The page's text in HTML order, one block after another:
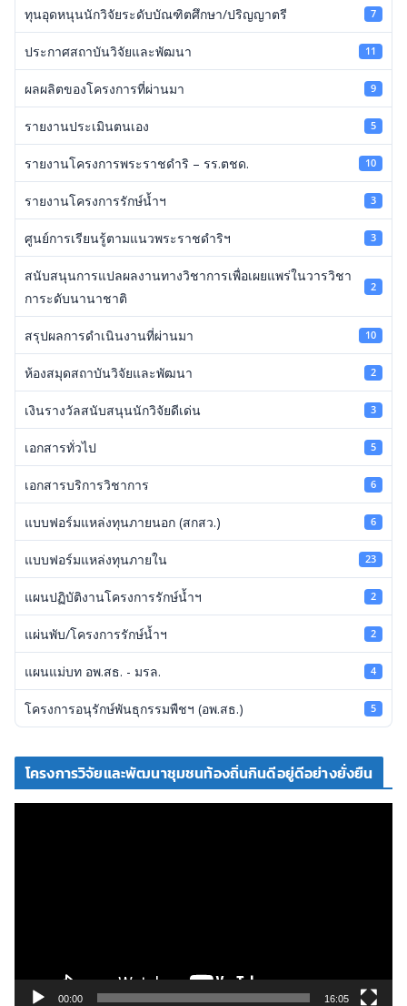
ทุนอุดหนุนนักวิจัยระดับบัณฑิตศึกษา/ปริญญาตรี 7
ประกาศสถาบันวิจัยและพัฒนา 11
ผลผลิตของโครงการที่ผ่านมา 9
รายงานประเมินตนเอง 5
รายงานโครงการพระราชดำริ – รร.ตชด. 10
รายงานโครงการรักษ์น้ำฯ 3
ศูนย์การเรียนรู้ตามแนวพระราชดำริฯ 3
สนับสนุนการแปลผลงานทางวิชาการเพื่อเผยแพร่ในวารวิชา
การะดับนานาชาติ
2
สรุปผลการดำเนินงานที่ผ่านมา 10
ห้องสมุดสถาบันวิจัยและพัฒนา 2
เงินรางวัลสนับสนุนนักวิจัยดีเด่น 3
เอกสารทั่วไป 5
เอกสารบริการวิชาการ 6
แบบฟอร์มแหล่งทุนภายนอก (สกสว.) 6
แบบฟอร์มแหล่งทุนภายใน 23
แผนปฏิบัติงานโครงการรักษ์น้ำฯ 2
แผ่นพับ/โครงการรักษ์น้ำฯ 2
แผนแม่บท อพ.สธ. - มรล. 4
โครงการอนุรักษ์พันธุกรรมพืชฯ (อพ.สธ.) 5
โครงการวิจัยและพัฒนาชุมชนท้องถิ่นกินดีอยู่ดีอย่างยั่งยืน
00:00 16:05